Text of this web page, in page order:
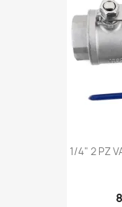
1/4" 2 PZ